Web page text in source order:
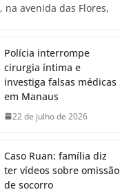
na avenida das Flores,
Polícia interrompe
cirurgia íntima e
investiga falsas médicas
em Manaus
22 de julho de 2026
Caso Ruan: família diz
ter vídeos sobre omissão
de socorro